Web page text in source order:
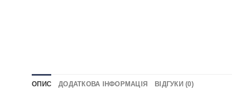
ОПИС ДОДАТКОВА ІНФОРМАЦІЯ ВІДГУКИ (0)